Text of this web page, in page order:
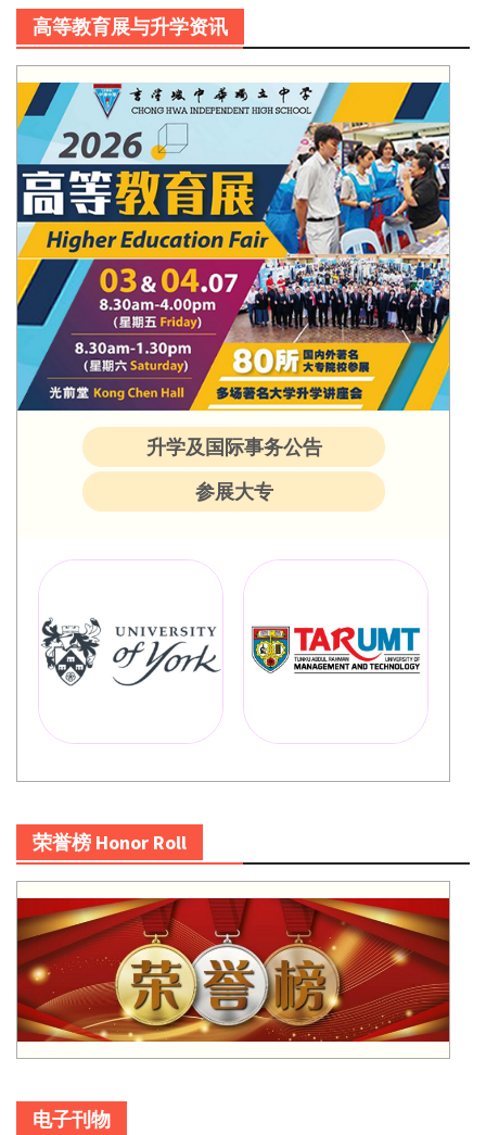
高等教育展与升学资讯
升学及国际事务公告
参展大专
荣誉榜 Honor Roll
电子刊物